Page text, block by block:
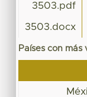
3503.pdf
3503.docx
Países con más